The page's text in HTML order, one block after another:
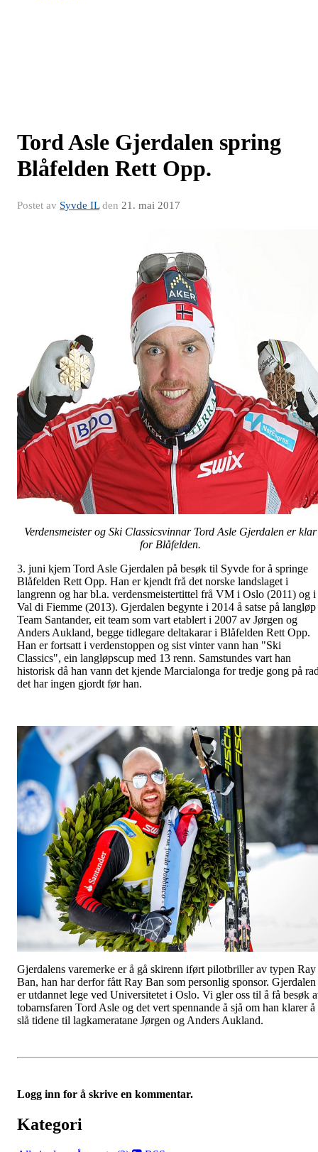
Tord Asle Gjerdalen spring
Blåfelden Rett Opp.
Postet av Syvde ILden 21. mai 2017
Verdensmeister og Ski Classicsvinnar Tord Asle Gjerdalen er klar
for Blåfelden.
3. juni kjem Tord Asle Gjerdalen på besøk til Syvde for å springe
Blåfelden Rett Opp. Han er kjendt frå det norske landslaget i
langrenn og har bl.a. verdensmeistertittel frå VM i Oslo (2011) og i
Val di Fiemme (2013). Gjerdalen begynte i 2014 å satse på
Team Santander, eit team som vart etablert i 2007 av Jørgen og
Anders Aukland, begge tidlegare deltakarar i Blåfelden Rett Opp.
Han er fortsatt i verdenstoppen og sist vinter vann han "Ski
Classics", ein langløpscup med 13 renn. Samstundes vart han
historisk då han vann det kjende Marcialonga for tredje gong på
det har ingen gjordt før han.
Gjerdalens varemerke er å gå skirenn iført pilotbriller av typen Ray
Ban, han har derfor fått Ray Ban som personlig sponsor. Gjerdalen
er utdannet lege ved Universitetet i Oslo. Vi gler oss til å få besøk
tobarnsfaren Tord Asle og det vert spennande å sjå om han klarer å
slå tidene til lagkameratane Jørgen og Anders Aukland.
Logg inn for å skrive en kommentar.
Kategori